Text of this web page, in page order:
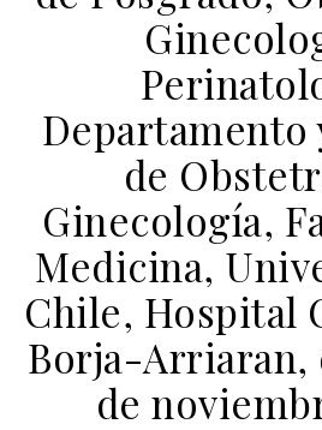
Departamento
de
Ginecología,
Medicina,
Chile, Hospital
Borja-Arriaran,
de